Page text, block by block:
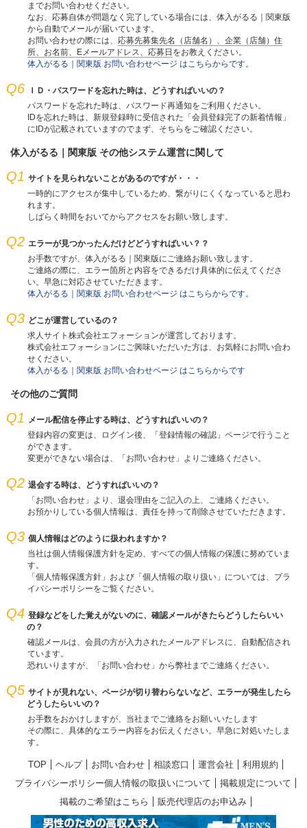
までお問い合わせください。
なお、応募自体が問題なく完了している場合には、体入がるる｜関東版
から自動でメールが届いています。
お問い合わせの際には、 応募先募集先名（店舗名）、企業（店舗）住
所、お名前、Eメールアドレス、応募日 をお教えください。
体入がるる｜関東版 お問い合わせページ はこちらからです。
Q6
ＩＤ・パスワードを忘れた時は、どうすればいいの？
パスワードを忘れた時は、パスワード再通知をご利用ください。
IDを忘れた時は、新規登録時に受信された「会員登録完了の新着情報」
にIDが記載されていますのでまず、そちらをご確認ください。
体入がるる｜関東版 その他システム運営に関して
Q1 サイトを見られないことがあるのですが・・・
一時的にアクセスが集中しているため、繋がりにくくなっていると思わ
れます。
しばらく時間をおいてからアクセスをお願い致します。
Q2 エラーが見つかったんだけどどうすればいい？？
お手数ですが、体入がるる｜関東版にご連絡お願い致します。
ご連絡の際に、エラー箇所と内容をできるだけ具体的に伝えてくださ
い。早急に対応させていただきます。
体入がるる｜関東版 お問い合わせページ はこちらからです。
Q3 どこが運営しているの？
求人サイト株式会社エフォーションが運営しております。
株式会社エフォーションにご興味いただいた方は、お気軽にお問い合わ
せください。
体入がるる｜関東版 お問い合わせページ はこちらからです
その他のご質問
Q1 メール配信を停止する時は、どうすればいいの？
登録内容の変更は、ログイン後、「登録情報の確認」ページで行うこと
ができます。
変更ができない場合は、「お問い合わせ」よりご連絡ください。
Q2 退会する時は、どうすればいいの？
「お問い合わせ」より、退会理由をご記入の上、ご連絡ください。
お預かりしている個人情報は、責任を持って削除させていただきます。
Q3 個人情報はどのように扱われますか？
当社は個人情報保護方針を定め、すべての個人情報の保護に努めていま
す。
「個人情報保護方針」および「個人情報の取り扱い」については、プラ
イバシーポリシーをご覧ください。
Q4 登録などをした覚えがないのに、確認メールがきたらどうしたらいい
の？
確認メールは、会員の方が入力されたメールアドレスに、自動配信され
ています。
恐れいりますが、「お問い合わせ」から弊社までご連絡ください。
Q5 サイトが見れない、ページが切り替わらないなど、エラーが発生したら
どうしたらいいの？
お手数をおかけしますが、当社までご連絡をお願いいたします
その際に、具体的なエラー内容をお伝えください。早急に対処いたしま
す。
TOP ヘルプ お問い合わせ 相談窓口 運営会社
利用規約
プライバシーポリシー個人情報の取扱いについて
掲載規定について
掲載のご希望はこちら
販売代理店のお申込み